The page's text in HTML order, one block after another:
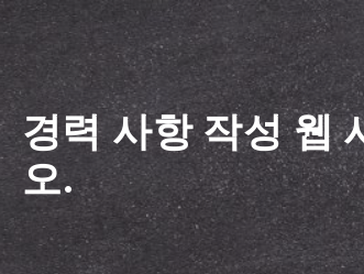
경력 사항 작성 웹
오.